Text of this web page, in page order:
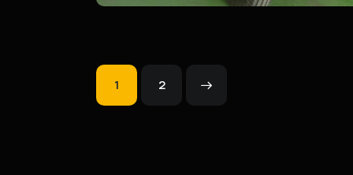
1 2